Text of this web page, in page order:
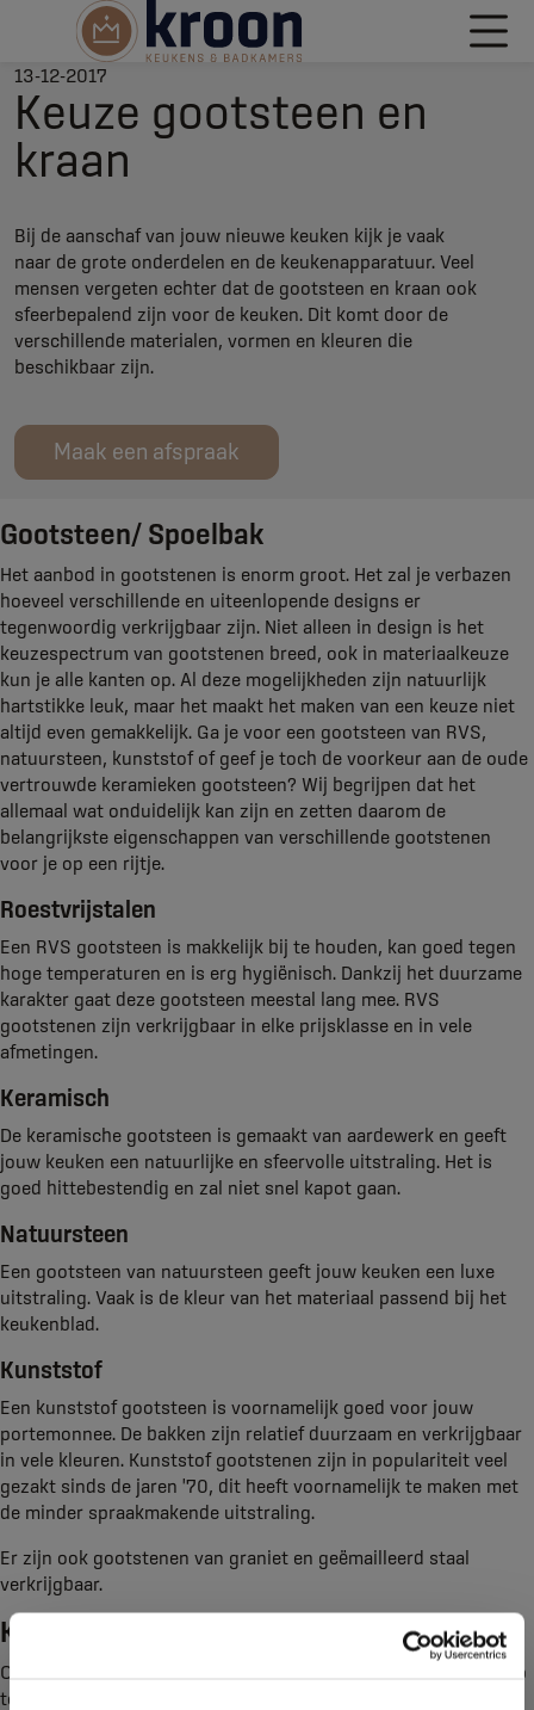
13-12-2017
Keuze gootsteen en
kraan
Bij de aanschaf van jouw nieuwe keuken kijk je vaak
naar de grote onderdelen en de keukenapparatuur. Veel
mensen vergeten echter dat de gootsteen en kraan ook
sfeerbepalend zijn voor de keuken. Dit komt door de
verschillende materialen, vormen en kleuren die
beschikbaar zijn.
Maak een afspraak
Gootsteen/ Spoelbak
Het aanbod in gootstenen is enorm groot. Het zal je verbazen
hoeveel verschillende en uiteenlopende designs er
tegenwoordig verkrijgbaar zijn. Niet alleen in design is het
keuzespectrum van gootstenen breed, ook in materiaalkeuze
kun je alle kanten op. Al deze mogelijkheden zijn natuurlijk
hartstikke leuk, maar het maakt het maken van een keuze niet
altijd even gemakkelijk. Ga je voor een gootsteen van RVS,
natuursteen, kunststof of geef je toch de voorkeur aan de oude
vertrouwde keramieken gootsteen? Wij begrijpen dat het
allemaal wat onduidelijk kan zijn en zetten daarom de
belangrijkste eigenschappen van verschillende gootstenen
voor je op een rijtje.
Roestvrijstalen
Een RVS gootsteen is makkelijk bij te houden, kan goed tegen
hoge temperaturen en is erg hygiënisch. Dankzij het duurzame
karakter gaat deze gootsteen meestal lang mee. RVS
gootstenen zijn verkrijgbaar in elke prijsklasse en in vele
afmetingen.
Keramisch
De keramische gootsteen is gemaakt van aardewerk en geeft
jouw keuken een natuurlijke en sfeervolle uitstraling. Het is
goed hittebestendig en zal niet snel kapot gaan.
Natuursteen
Een gootsteen van natuursteen geeft jouw keuken een luxe
uitstraling. Vaak is de kleur van het materiaal passend bij het
keukenblad.
Kunststof
Een kunststof gootsteen is voornamelijk goed voor jouw
portemonnee. De bakken zijn relatief duurzaam en verkrijgbaar
in vele kleuren. Kunststof gootstenen zijn in populariteit veel
gezakt sinds de jaren '70, dit heeft voornamelijk te maken met
de minder spraakmakende uitstraling.
Er zijn ook gootstenen van graniet en geëmailleerd staal
verkrijgbaar.
Kranen
Ook kranen zijn in alle vormen en maten verkrijgbaar. Ze zijn op
te delen in eengreepkranen en tweegreepskranen.